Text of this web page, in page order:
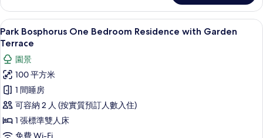
的
相
片
Residence
with
Garden
Terrace
情
載
入
所
有
Park
Bosphorus
One
Bedroom
迷你吧、房內夾萬、書桌、遮光窗簾/
5
Park Bosphorus One Bedroom Residence with Garden
Terrace
園景
100 平方米
1 間睡房
可容納 2 人 (按實質預訂人數入住)
1 張標準雙人床
免費 Wi-Fi